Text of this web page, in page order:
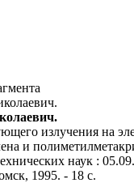
излучения на
и
наук :
1995. - 18 с.